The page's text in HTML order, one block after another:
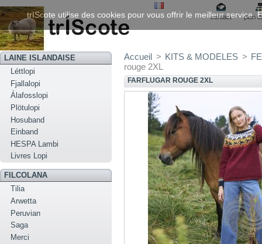
contact plan
LAINE ISLANDAISE
Léttlopi
Fjallalopi
Álafosslopi
Plötulopi
Hosuband
Einband
HESPA Lambi
Livres Lopi
FILCOLANA
Tilia
Arwetta
Peruvian
Saga
Merci
Accueil > KITS & MODELES >
rouge 2XL
FARFLUGAR ROUGE 2XL
trIScote utilise des cookies pour vous offrir le meilleur